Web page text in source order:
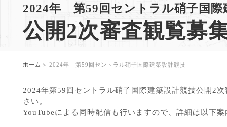
2024年 第59回セントラル硝子国際
公開2次審査観覧募
ホーム 2024年 第59回セントラル硝子国際建築設計競技
2024年第59回セントラル硝子国際建築設計競技公開2
さい。
YouTubeによる同時配信も行いますので、詳細は以下